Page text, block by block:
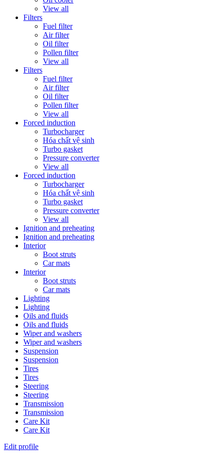
View all
Filters
Fuel filter
Air filter
Oil filter
Pollen filter
View all
Filters
Fuel filter
Air filter
Oil filter
Pollen filter
View all
Forced induction
Turbocharger
Hóa chất vệ sinh
Turbo gasket
Pressure converter
View all
Forced induction
Turbocharger
Hóa chất vệ sinh
Turbo gasket
Pressure converter
View all
Ignition and preheating
Ignition and preheating
Interior
Boot struts
Car mats
Interior
Boot struts
Car mats
Lighting
Lighting
Oils and fluids
Oils and fluids
Wiper and washers
Wiper and washers
Suspension
Suspension
Tires
Tires
Steering
Steering
Transmission
Transmission
Care Kit
Care Kit
Edit profile